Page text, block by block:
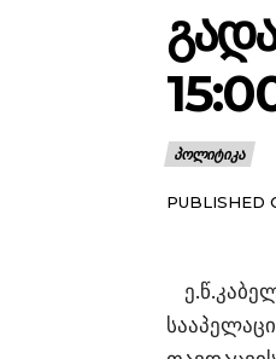
ᲞᲝᲚᲘᲢᲘᲙᲐ
PUBLISHED